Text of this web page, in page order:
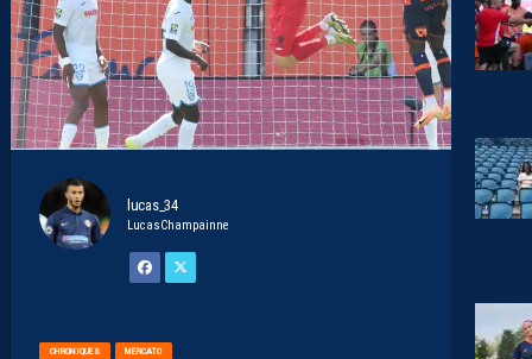
lucas_34
LucasChampainne
CHRONIQUES MERCATO